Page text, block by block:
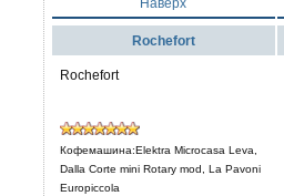
Rochefort
Rochefort
Кофемашина:Elektra Microcasa Leva,
Dalla Corte mini Rotary mod, La Pavoni
Europiccola